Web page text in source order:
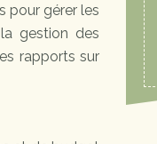
pour gérer les
gestion des
rapports sur